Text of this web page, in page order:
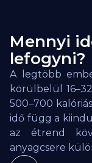
Mennyi
lefogyni?
A legtöbb
körülbelül
500–700
idő függ a
az étrend
anyagcsere